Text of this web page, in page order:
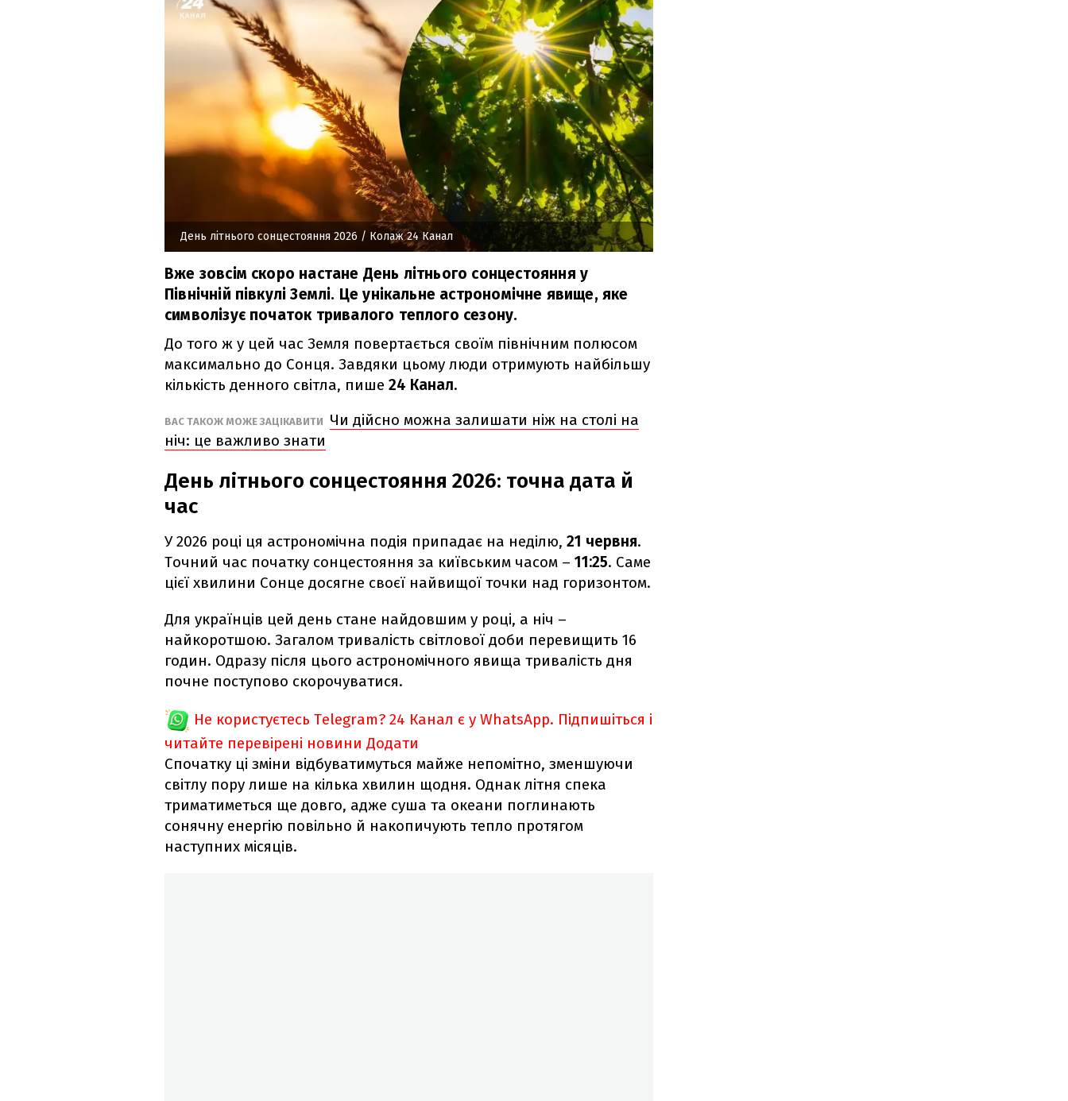
День літнього сонцестояння 2026 / Колаж 24 Канал
Вже зовсім скоро настане День літнього сонцестояння у
Північній півкулі Землі. Це унікальне астрономічне явище, яке
символізує початок тривалого теплого сезону.
До того ж у цей час Земля повертається своїм північним полюсом
максимально до Сонця. Завдяки цьому люди отримують найбільшу
кількість денного світла, пише 24 Канал.
ВАС ТАКОЖ МОЖЕ ЗАЦІКАВИТИ
Чи дійсно можна залишати ніж на столі на
ніч: це важливо знати
День літнього сонцестояння 2026: точна дата й
час
У 2026 році ця астрономічна подія припадає на неділю, 21 червня.
Точний час початку сонцестояння за київським часом – 11:25. Саме
цієї хвилини Сонце досягне своєї найвищої точки над горизонтом.
Для українців цей день стане найдовшим у році, а ніч –
найкоротшою. Загалом тривалість світлової доби перевищить 16
годин. Одразу після цього астрономічного явища тривалість дня
почне поступово скорочуватися.
Не користуєтесь Telegram? 24 Канал є у WhatsApp. Підпишіться і
читайте перевірені новини Додати
Спочатку ці зміни відбуватимуться майже непомітно, зменшуючи
світлу пору лише на кілька хвилин щодня. Однак літня спека
триматиметься ще довго, адже суша та океани поглинають
сонячну енергію повільно й накопичують тепло протягом
наступних місяців.